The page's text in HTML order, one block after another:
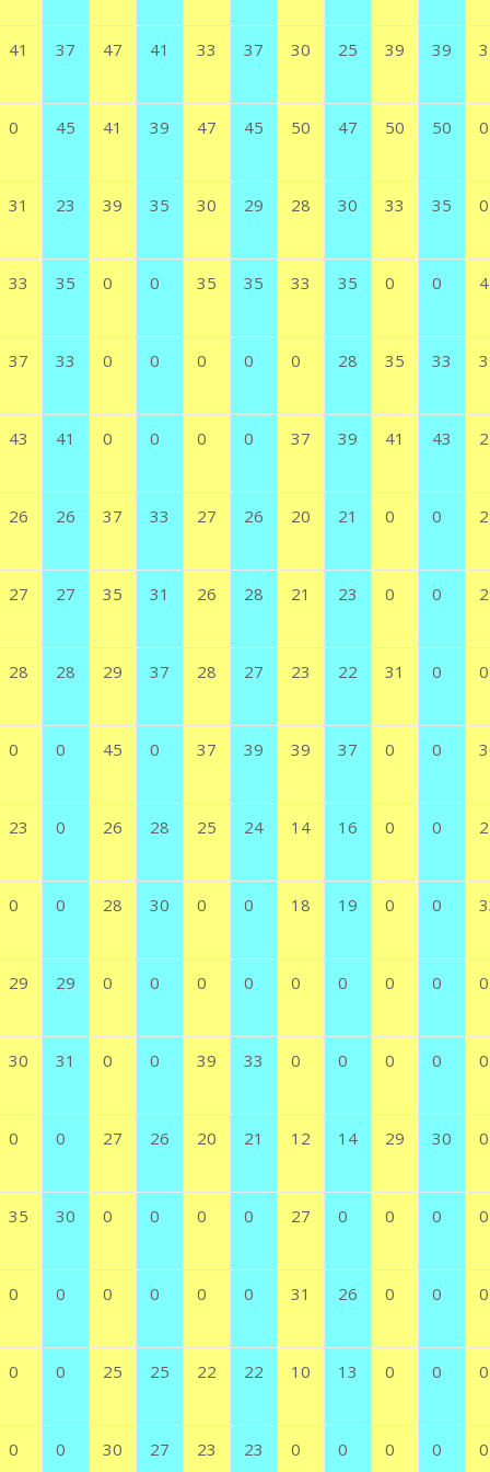
41 37 47 41 33 37 30 25 39 39
0 45 41 39 47 45 50 47 50 50 0
31 23 39 35 30 29 28 30 33 35 0
33 35 0 0 35 35 33 35 0 0
37 33 0 0 0 0 0 28 35 33
43 41 0 0 0 0 37 39 41 43
26 26 37 33 27 26 20 21 0 0
27 27 35 31 26 28 21 23 0 0
28 28 29 37 28 27 23 22 31 0 0
0 0 45 0 37 39 39 37 0 0
23 0 26 28 25 24 14 16 0 0
0 0 28 30 0 0 18 19 0 0
29 29 0 0 0 0 0 0 0 0 0
30 31 0 0 39 33 0 0 0 0 0
0 0 27 26 20 21 12 14 29 30 0
35 30 0 0 0 0 27 0 0 0 0
0 0 0 0 0 0 31 26 0 0 0
0 0 25 25 22 22 10 13 0 0 0
0 0 30 27 23 23 0 0 0 0 0